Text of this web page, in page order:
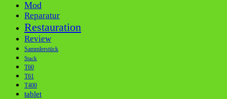
Mod
Reparatur
Restauration
Review
Sammlerstück
Stack
T60
T61
T400
tablet